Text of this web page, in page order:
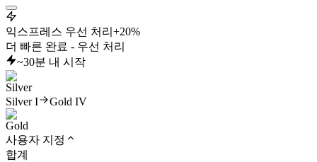
익스프레스 우선 처리 +20%
더 빠른 완료 - 우선 처리
~30분 내 시작
Silver I Gold IV
사용자 지정
합계